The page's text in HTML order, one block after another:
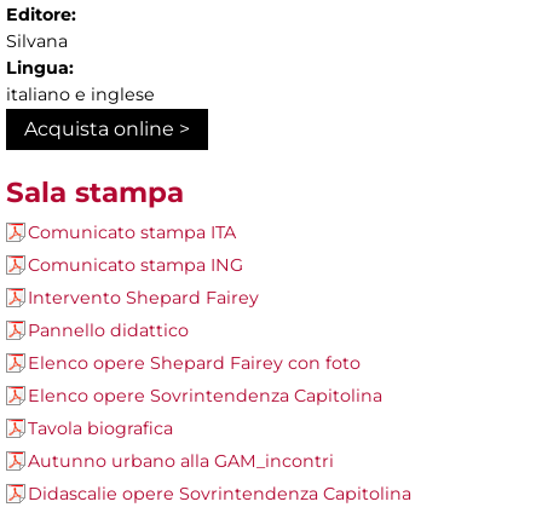
Editore:
Silvana
Lingua:
italiano e inglese
Acquista online >
Sala stampa
Comunicato stampa ITA
Comunicato stampa ING
Intervento Shepard Fairey
Pannello didattico
Elenco opere Shepard Fairey con foto
Elenco opere Sovrintendenza Capitolina
Tavola biografica
Autunno urbano alla GAM_incontri
Didascalie opere Sovrintendenza Capitolina